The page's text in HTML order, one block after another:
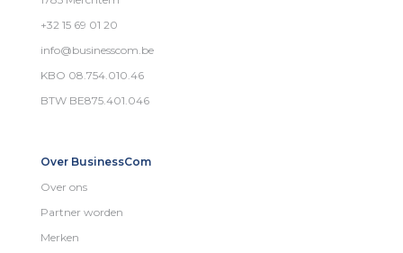
+32 15 69 01 20
info@businesscom.be
KBO 08.754.010.46
BTW BE875.401.046
Over BusinessCom
Over ons
Partner worden
Merken